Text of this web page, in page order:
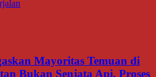
Mayoritas Temuan di
Bukan Senjata Api, Proses